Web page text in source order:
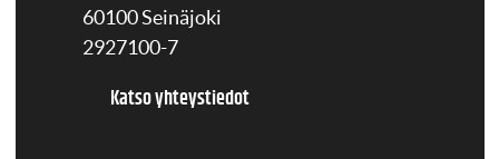
60100 Seinäjoki
2927100-7
Katso yhteystiedot